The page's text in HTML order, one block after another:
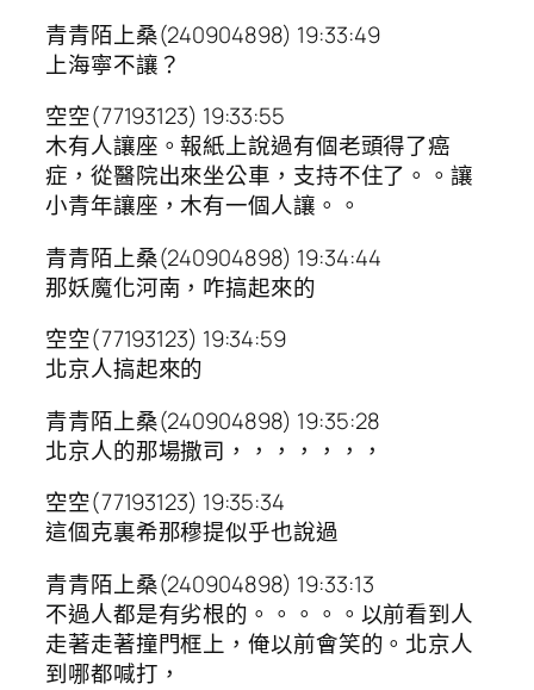
青青陌上桑(240904898) 19:33:49
上海寧不讓？
空空(77193123) 19:33:55
木有人讓座。報紙上說過有個老頭得了癌
症，從醫院出來坐公車，支持不住了。。讓
小青年讓座，木有一個人讓。。
青青陌上桑(240904898) 19:34:44
那妖魔化河南，咋搞起來的
空空(77193123) 19:34:59
北京人搞起來的
青青陌上桑(240904898) 19:35:28
北京人的那場撒司，，，，，，，
空空(77193123) 19:35:34
這個克裏希那穆提似乎也說過
青青陌上桑(240904898) 19:33:13
不過人都是有劣根的。。。。。以前看到人
走著走著撞門框上，俺以前會笑的。北京人
到哪都喊打，